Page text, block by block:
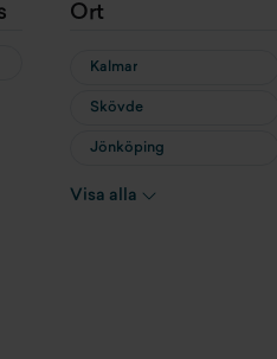
Ort
Kalmar
Skövde
Jönköping
Karlskrona
Visa alla